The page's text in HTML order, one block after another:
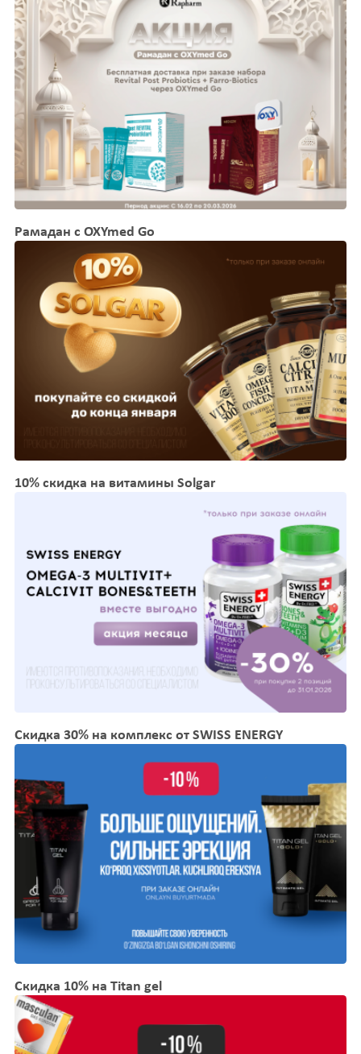
Рамадан с OXYmed Go
10% скидка на витамины Solgar
Скидка 30% на комплекс от SWISS ENERGY
Скидка 10% на Titan gel